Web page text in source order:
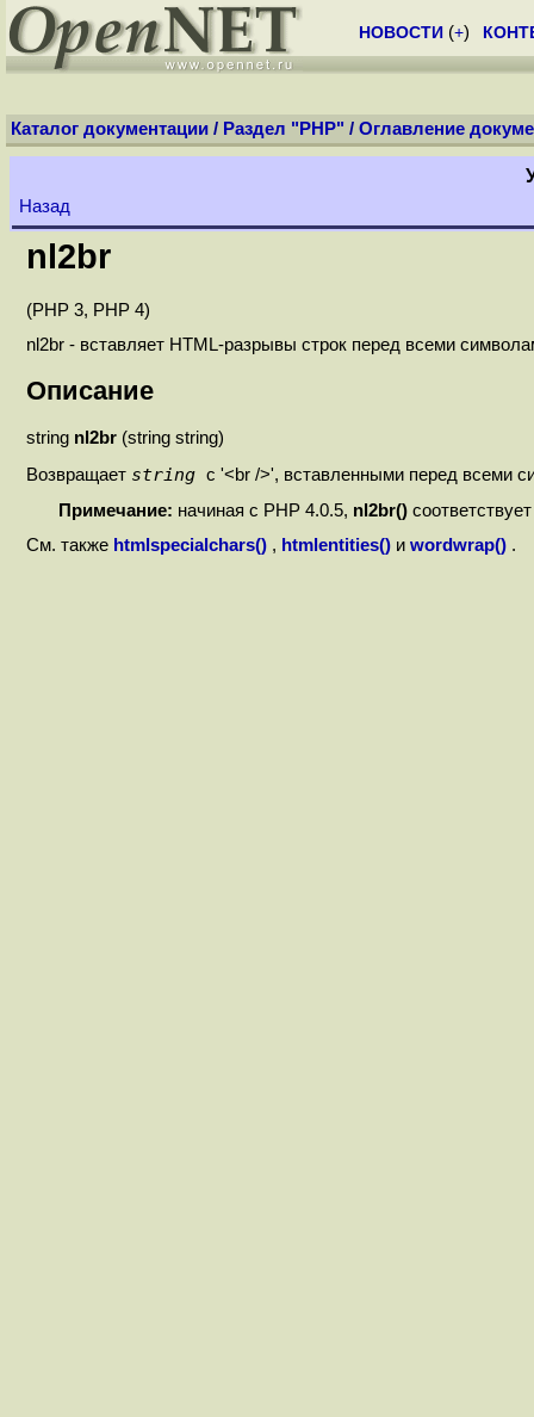
НОВОСТИ (+)
Каталог документации / Раздел "PHP" / Оглавление
Назад
nl2br
(PHP 3, PHP 4)
nl2br - вставляет HTML-разрывы строк перед всеми
Описание
string nl2br (string string)
Возвращает string с '<br />', вставленными перед всеми
Примечание: начиная с PHP 4.0.5, nl2br()
См. также htmlspecialchars() , htmlentities() и wordwrap() .